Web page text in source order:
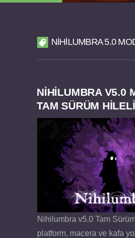
Dream Road Multiplayer
APK
Felix the Reaper
NIHILUMBRA 5.0
NIHILUMBRA V5.0
TAM SÜRÜM HİLELİ
Nihilumbra v5.0 Tam
platform, macera ve kafa